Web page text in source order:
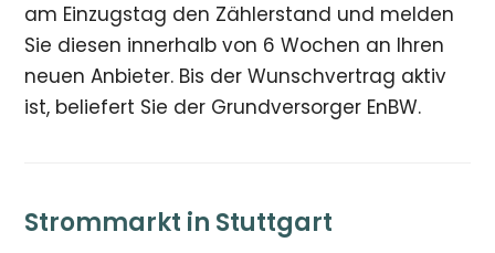
am Einzugstag den Zählerstand und melden
Sie diesen innerhalb von 6 Wochen an Ihren
neuen Anbieter. Bis der Wunschvertrag aktiv
ist, beliefert Sie der Grundversorger EnBW.
Strommarkt in Stuttgart